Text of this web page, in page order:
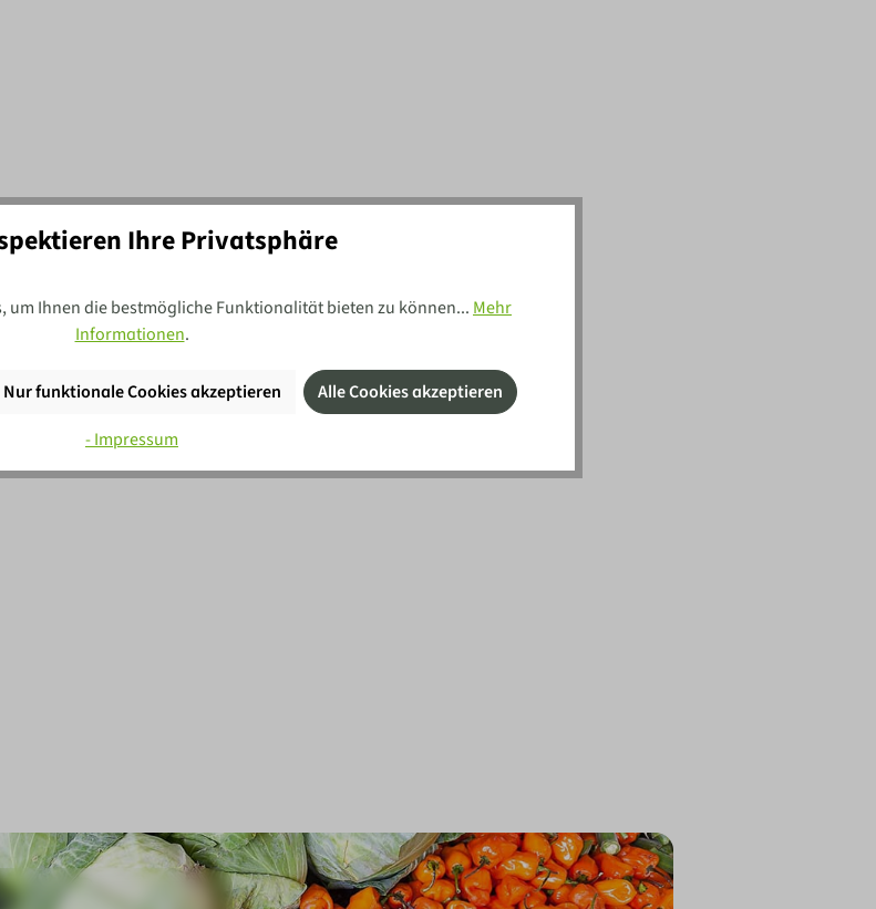
Ihre Privatsphäre
um Ihnen die bestmögliche Funktionalität bieten zu können... Mehr
Informationen.
Nur funktionale Cookies akzeptieren
Alle Cookies akzeptieren
- Impressum